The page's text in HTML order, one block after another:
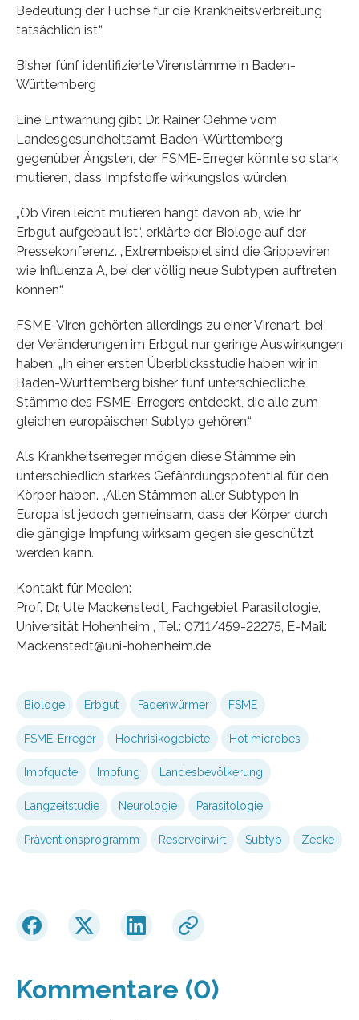
Bedeutung der Füchse für die Krankheitsverbreitung
tatsächlich ist.“
Bisher fünf identifizierte Virenstämme in Baden-
Württemberg
Eine Entwarnung gibt Dr. Rainer Oehme vom
Landesgesundheitsamt Baden-Württemberg
gegenüber Ängsten, der FSME-Erreger könnte so stark
mutieren, dass Impfstoffe wirkungslos würden.
„Ob Viren leicht mutieren hängt davon ab, wie ihr
Erbgut aufgebaut ist“, erklärte der Biologe auf der
Pressekonferenz. „Extrembeispiel sind die Grippeviren
wie Influenza A, bei der völlig neue Subtypen auftreten
können“.
FSME-Viren gehörten allerdings zu einer Virenart, bei
der Veränderungen im Erbgut nur geringe Auswirkungen
haben. „In einer ersten Überblicksstudie haben wir in
Baden-Württemberg bisher fünf unterschiedliche
Stämme des FSME-Erregers entdeckt, die alle zum
gleichen europäischen Subtyp gehören.“
Als Krankheitserreger mögen diese Stämme ein
unterschiedlich starkes Gefährdungspotential für den
Körper haben. „Allen Stämmen aller Subtypen in
Europa ist jedoch gemeinsam, dass der Körper durch
die gängige Impfung wirksam gegen sie geschützt
werden kann.
Kontakt für Medien:
Prof. Dr. Ute Mackenstedt¸ Fachgebiet Parasitologie,
Universität Hohenheim , Tel.: 0711/459-22275, E-Mail:
Mackenstedt@uni-hohenheim.de
Biologe Erbgut Fadenwürmer FSME
FSME-Erreger Hochrisikogebiete Hot microbes
Impfquote Impfung Landesbevölkerung
Langzeitstudie Neurologie Parasitologie
Präventionsprogramm Reservoirwirt Subtyp Zecke
Kommentare (0)